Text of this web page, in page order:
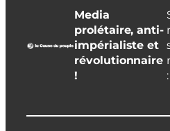
Media
prolétaire, anti-
impérialiste et
révolutionnaire
!
: